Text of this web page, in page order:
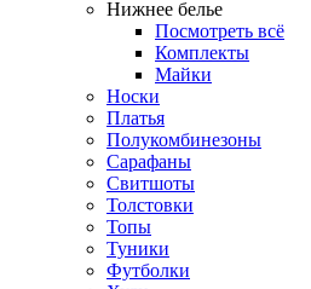
Нижнее белье
Посмотреть всё
Комплекты
Майки
Носки
Платья
Полукомбинезоны
Сарафаны
Свитшоты
Толстовки
Топы
Туники
Футболки